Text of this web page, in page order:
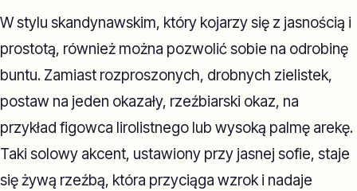
W stylu skandynawskim, który kojarzy się z jasnością i
prostotą, również można pozwolić sobie na odrobinę
buntu. Zamiast rozproszonych, drobnych zielistek,
postaw na jeden okazały, rzeźbiarski okaz, na
przykład figowca lirolistnego lub wysoką palmę arekę.
Taki solowy akcent, ustawiony przy jasnej sofie, staje
się żywą rzeźbą, która przyciąga wzrok i nadaje